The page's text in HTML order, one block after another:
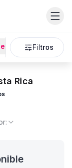
PropiedadFiltros
Rica